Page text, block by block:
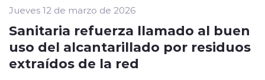
Jueves 12 de marzo de 2026
Sanitaria refuerza llamado al buen
uso del alcantarillado por residuos
extraídos de la red